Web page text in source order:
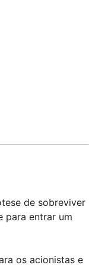
de sobreviver
para entrar um
os acionistas e